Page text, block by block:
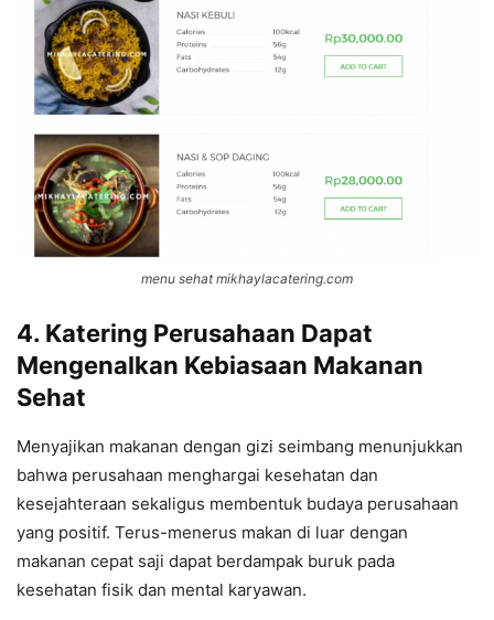
menu sehat mikhaylacatering.com
4. Katering Perusahaan Dapat
Mengenalkan Kebiasaan Makanan
Sehat
Menyajikan makanan dengan gizi seimbang menunjukkan
bahwa perusahaan menghargai kesehatan dan
kesejahteraan sekaligus membentuk budaya perusahaan
yang positif. Terus-menerus makan di luar dengan
makanan cepat saji dapat berdampak buruk pada
kesehatan fisik dan mental karyawan.